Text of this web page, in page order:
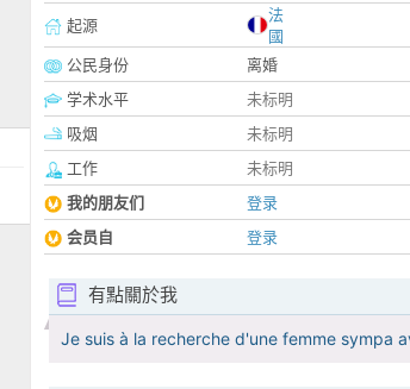
起源
法
國
公民身份
离婚
学术水平
未标明
吸烟
未标明
工作
未标明
我的朋友们
登录
会员自
登录
有點關於我
Je suis à la recherche d'une femme sympa